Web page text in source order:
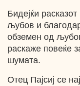
Бидејќи
љубов и
обземен од
раскаже повеќе
шумата.
Отец Пајсиј се